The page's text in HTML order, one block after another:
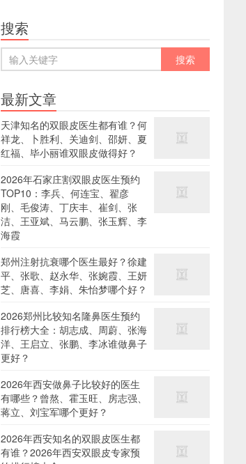
搜索
最新文章
天津知名的双眼皮医生都有谁？何
祥龙、卜胜利、关迪剑、邵妍、夏
红福、毕小丽谁双眼皮做得好？
2026年石家庄割双眼皮医生预约
TOP10：李兵、何连宝、翟彦
刚、毛俊涛、丁庆丰、崔剑、张
洁、王亚斌、马云鹏、张玉辉、李
海霞
郑州注射抗衰哪个医生最好？徐建
平、张歌、赵永华、张婉霞、王妍
芝、唐喜、李娟、朱怡梦哪个好？
2026郑州比较知名隆鼻医生预约
排行榜大全：胡志成、周蔚、张海
洋、王启立、张鹏、李冰谁做鼻子
更好？
2026年西安做鼻子比较好的医生
有哪些？曾熬、霍玉旺、房志强、
蒋立、刘宝军哪个更好？
2026年西安知名的双眼皮医生都
有谁？2026年西安双眼皮专家预